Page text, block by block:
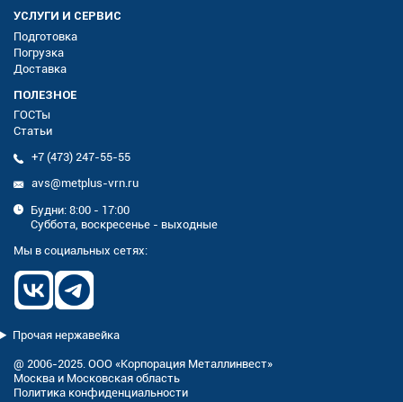
УСЛУГИ И СЕРВИС
Подготовка
Погрузка
Доставка
ПОЛЕЗНОЕ
ГОСТы
Статьи
+7 (473) 247-55-55
avs@metplus-vrn.ru
Будни: 8:00 - 17:00
Суббота, воскресенье - выходные
Мы в социальных сетях:
Прочая нержавейка
@ 2006-2025. ООО «Корпорация Металлинвест»
Москва и Московская область
Политика конфиденциальности